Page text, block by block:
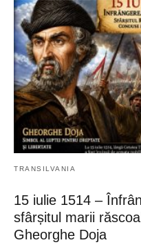
TRANSILVANIA
15 iulie 1514 –
sfârșitul marii
Gheorghe Doja